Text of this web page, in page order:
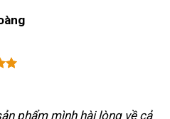
phẩm mình hài lòng về cả